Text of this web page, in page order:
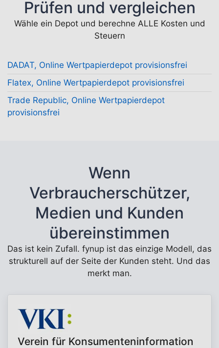
Prüfen und vergleichen
Wähle ein Depot und berechne ALLE Kosten und
Steuern
DADAT, Online Wertpapierdepot provisionsfrei
Flatex, Online Wertpapierdepot provisionsfrei
Trade Republic, Online Wertpapierdepot
provisionsfrei
Wenn
Verbraucherschützer,
Medien und Kunden
übereinstimmen
Das ist kein Zufall. fynup ist das einzige Modell, das
strukturell auf der Seite der Kunden steht. Und das
merkt man.
Verein für Konsumenteninformation